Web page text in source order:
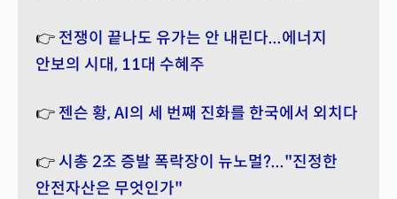
👉 전쟁이 끝나도 유가는 안 내린다...에너지
안보의 시대, 11대 수혜주
👉 젠슨 황, AI의 세 번째 진화를 한국에서 외치다
👉 시총 2조 증발 폭락장이 뉴노멀?..."진정한
안전자산은 무엇인가"